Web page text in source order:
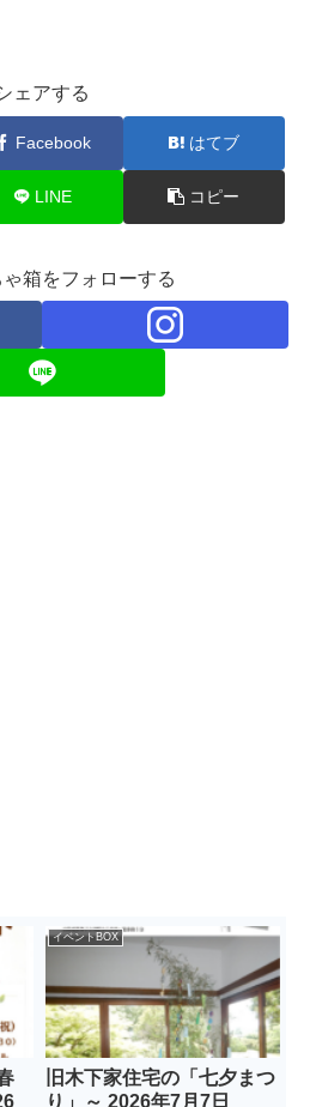
ェアする
Facebook はてブ
LINE コピー
箱をフォローする
イベントBOX
旧木下家住宅の「七夕まつ
り」～ 2026年7月7日